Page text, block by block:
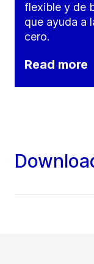
flexible y de
que ayuda a
cero.
Read more